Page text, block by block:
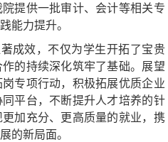
提供一批审计、会计等相关专
能力提升。
成效，不仅为学生开拓了宝贵
的持续深化筑牢了基础。展望
专项行动，积极拓展优质企业
平台，不断提升人才培养的针
加充分、更高质量的就业，携
的新局面。